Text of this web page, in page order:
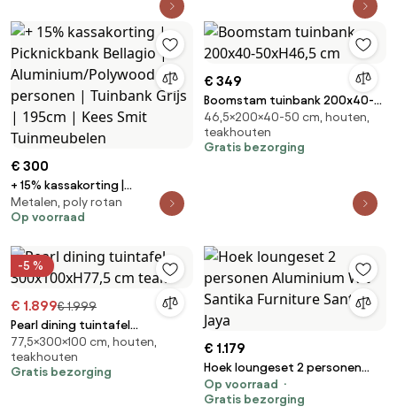
€ 300
+ 15% kassakorting |
Picknickbank Bellagio |
Aluminium/Polywood | 3
195cm | Kees Smit Tuinmeubelen
Metalen, poly rotan
Op voorraad
€ 349
Boomstam tuinbank 200x40-
50xH46,5 cm
46,5×200×40-50 cm, houten,
teakhouten
Gratis bezorging
-5 %
€ 1.899€ 1.999
Pearl dining tuintafel
300x100xH77,5 cm teak
77,5×300×100 cm, houten,
teakhouten
Gratis bezorging
€ 1.179
Hoek loungeset 2 personen
Aluminium Wit Santika Furniture
Santika Jaya
Op voorraad
Gratis bezorging